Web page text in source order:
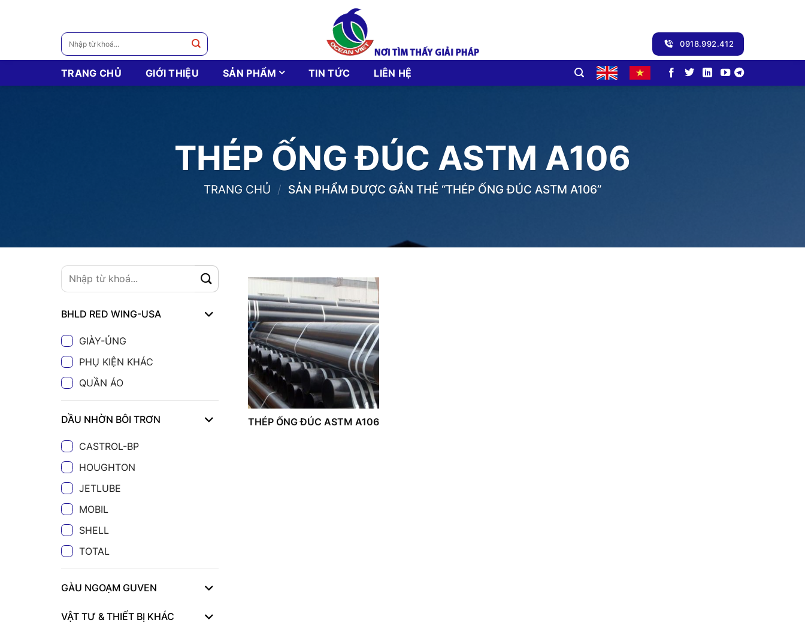
Tìm
kiếm:
0918.992.412
TRANG CHỦ GIỚI THIỆU SẢN PHẨM TIN TỨC LIÊN HỆ
THÉP ỐNG ĐÚC ASTM A106
TRANG CHỦ / SẢN PHẨM ĐƯỢC GẮN THẺ “THÉP ỐNG ĐÚC ASTM A106”
BHLD RED WING-USA
GIÀY-ỦNG
PHỤ KIỆN KHÁC
QUẦN ÁO
DẦU NHỜN BÔI TRƠN
CASTROL-BP
HOUGHTON
JETLUBE
MOBIL
SHELL
TOTAL
GÀU NGOẠM GUVEN
VẬT TƯ & THIẾT BỊ KHÁC
THÉP ỐNG ĐÚC ASTM A106